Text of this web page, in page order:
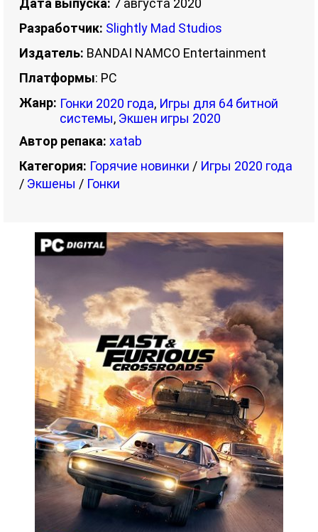
Дата выпуска: 7 августа 2020
Разработчик: Slightly Mad Studios
Издатель: BANDAI NAMCO Entertainment
Платформы: PC
Жанр: Гонки 2020 года, Игры для 64 битной
системы, Экшен игры 2020
Автор репака: xatab
Категория: Горячие новинки / Игры 2020 года
/ Экшены / Гонки